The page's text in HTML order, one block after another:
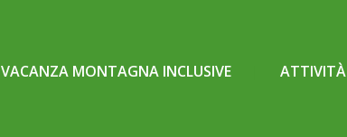
VACANZA MONTAGNA INCLUSIVE ATTIVITÀ